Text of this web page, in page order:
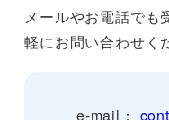
メールやお電話でも
軽にお問い合わせく
e-mail：